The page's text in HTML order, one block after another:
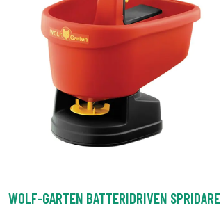
WOLF-GARTEN BATTERIDRIVEN SPRIDARE